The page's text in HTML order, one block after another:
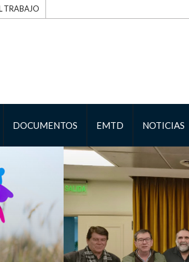
TRABAJO
DOCUMENTOS EMTD NOTICIAS